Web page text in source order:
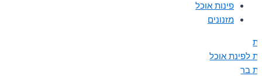
פינות אוכל
מזנונים
לפינת אוכל
בר